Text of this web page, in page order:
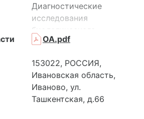
Диагностические
исследования
биологического,
клинического материала
серологические,
вирусологические
исследования,
радиологические,
ОА.pdf
153022, РОССИЯ,
Ивановская область,
Иваново, ул.
Ташкентская, д.66